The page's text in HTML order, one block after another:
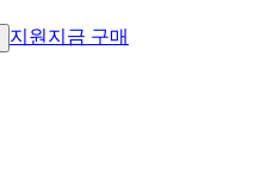
지원 지금 구매